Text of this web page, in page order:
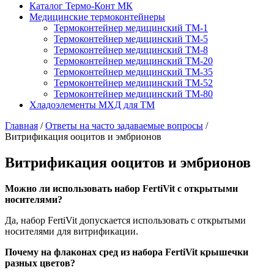
Каталог Термо-Конт МК
Медицинские термоконтейнеры
Термоконтейнер медицинский ТМ-1
Термоконтейнер медицинский ТМ-5
Термоконтейнер медицинский ТМ-8
Термоконтейнер медицинский ТМ-20
Термоконтейнер медицинский ТМ-35
Термоконтейнер медицинский ТМ-52
Термоконтейнер медицинский ТМ-80
Хладоэлементы МХД для ТМ
Главная /Ответы на часто задаваемые вопросы /
Витрификация ооцитов и эмбрионов
Витрификация ооцитов и эмбрионов
Можно ли использовать набор FertiVit с открытыми
носителями?
Да, набор FertiVit допускается использовать с открытыми
носителями для витрификации.
Почему на флаконах сред из набора FertiVit крышечки
разных цветов?